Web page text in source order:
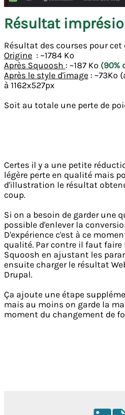
Résultat
Résultat des courses pour cet
Origine : ~1784 Ko
Après Squoosh : ~187 Ko (90%
Après le style d'image : ~73Ko
à 1162x527px
Soit au totale une perte de
Certes il y a une petite
légère perte en qualité mais
d'illustration le résultat
coup.
Si on a besoin de garder une
possible d'enlever la
D'expérience c'est à ce
qualité. Par contre il faut faire
Squoosh en ajustant les
ensuite charger le résultat
Drupal.
Ça ajoute une étape
mais au moins on garde la
moment du changement de